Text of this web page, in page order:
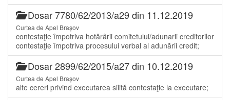
Dosar 7780/62/2013/a29 din 11.12.2019
Curtea de Apel Brașov
contestaţie împotriva hotărârii comitetului/adunarii creditorilor
contestaţie împotriva procesului verbal al adunării credit;
Dosar 2899/62/2015/a27 din 10.12.2019
Curtea de Apel Brașov
alte cereri privind executarea silită contestaţie la executare;